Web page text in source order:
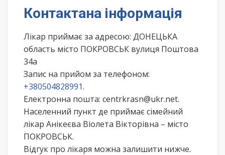
Контактана інформація
Лікар приймає за адресою: ДОНЕЦЬКА
область місто ПОКРОВСЬК вулиця Поштова
34а
Запис на прийом за телефоном:
+380504828991.
Електронна пошта: centrkrasn@ukr.net.
Населенний пункт де приймає сімейний
лікар Анікеєва Віолета Вікторівна – місто
ПОКРОВСЬК.
Відгук про лікаря можна залишити нижче.